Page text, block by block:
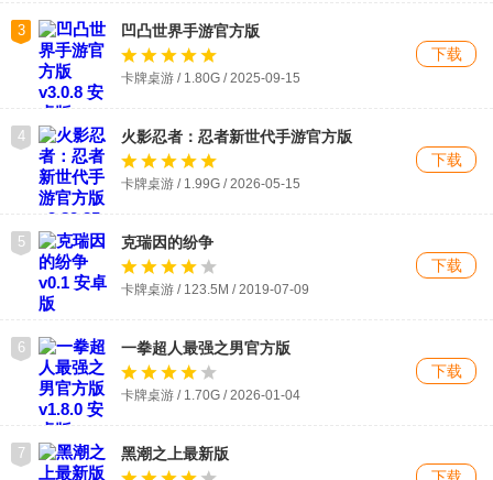
3 凹凸世界手游官方版
卡牌桌游 / 1.80G / 2025-09-15
下载
4 火影忍者：忍者新世代手游官方版
卡牌桌游 / 1.99G / 2026-05-15
下载
5 克瑞因的纷争
卡牌桌游 / 123.5M / 2019-07-09
下载
6 一拳超人最强之男官方版
卡牌桌游 / 1.70G / 2026-01-04
下载
7
黑潮之上最新版